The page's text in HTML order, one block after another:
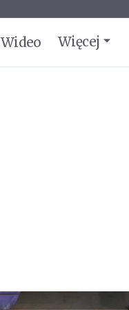
Wideo Więcej